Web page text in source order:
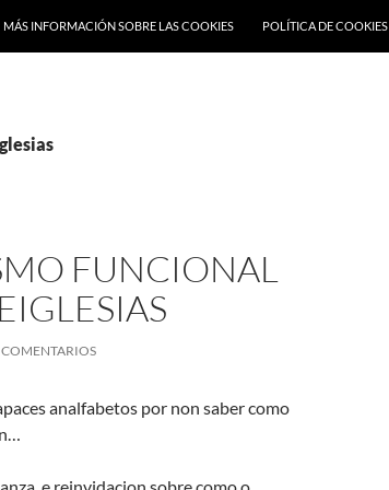
MÁS INFORMACIÓN SOBRE LAS COOKIES POLÍTICA DE COOKIES
FUNCIONAL
COMENTARIOS
analfabetos por non saber como